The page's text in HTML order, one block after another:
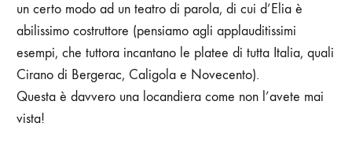
un certo modo ad un teatro di parola, di cui d’Elia è
abilissimo costruttore (pensiamo agli applauditissimi
esempi, che tuttora incantano le platee di tutta Italia, quali
Cirano di Bergerac, Caligola e Novecento).
Questa è davvero una locandiera come non l’avete mai
vista!